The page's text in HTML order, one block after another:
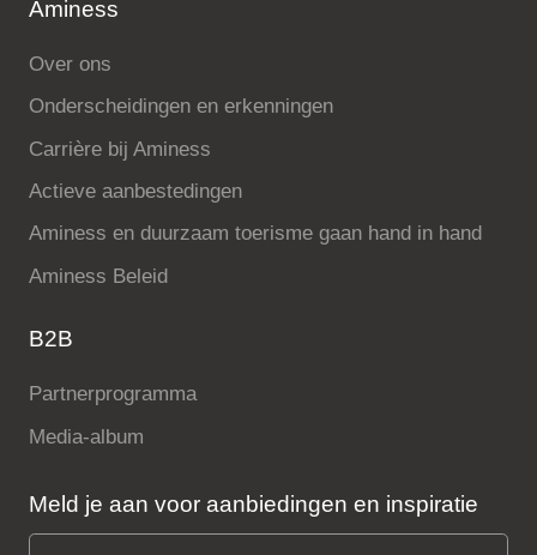
Aminess
Over ons
Onderscheidingen en erkenningen
Carrière bij Aminess
Actieve aanbestedingen
Aminess en duurzaam toerisme gaan hand in hand
Aminess Beleid
B2B
Partnerprogramma
Media-album
Meld je aan voor aanbiedingen en inspiratie